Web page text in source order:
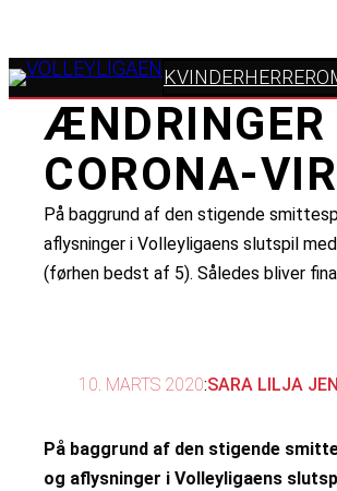
KVINDERHERRER
ÆNDRINGER
CORONA-
På baggrund af den stigende
aflysninger i Volleyligaens slutspil
(førhen bedst af 5). Således bliver
10. MARTS 2020:SARA LILJA
På baggrund af den stigende
og aflysninger i Volleyligaens